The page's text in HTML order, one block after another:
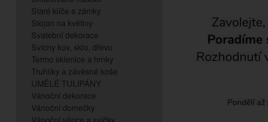
Staré klíče a zámky
Stojan na květiny
Svatební dekorace
Svícny kov, sklo, dřevo
Termo sklenice a hrnky
Truhlíky a závěsné koše
UMĚLÉ TULIPÁNY
Vánoční dekorace
Vánoční domečky